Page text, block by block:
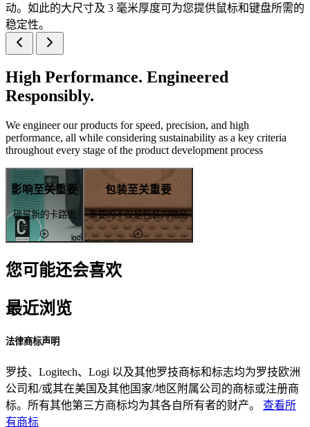
动。如此的大尺寸及 3 毫米厚度可为您提供鼠标和键盘所需的
稳定性。
High Performance. Engineered
Responsibly.
We engineer our products for speed, precision, and high
performance, all while considering sustainability as a key criteria
throughout every stage of the product development process
影响至关重要
碳是新的卡路里
包装至关重要
重要的不仅是包装内物品
您可能还会喜欢
最近浏览
法律商标声明
罗技、Logitech、Logi 以及其他罗技商标和标志均为罗技欧洲
公司和/或其在美国及其他国家/地区附属公司的商标或注册商
标。所有其他第三方商标均为其各自所有者的财产。 查看所
有商标